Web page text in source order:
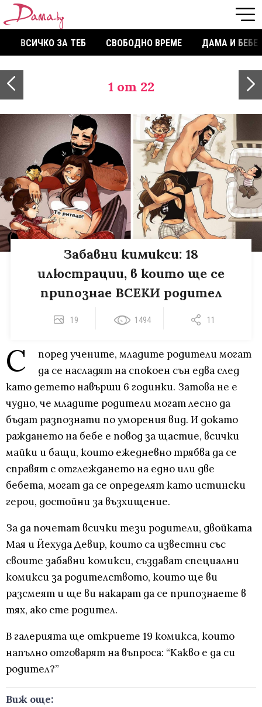
ВСИЧКО ЗА ТЕБ СВОБОДНО ВРЕМЕ ДАМА И БЕБЕ
1 от 22
Забавни кимикси: 18
илюстрации, в които ще се
припознае ВСЕКИ родител
19 1494 11
С
поред учените, младите родители могат
да се насладят на спокоен сън едва след
като детето навърши 6 годинки. Затова не е
чудно, че младите родители могат лесно да
бъдат разпознати по уморения вид. И докато
раждането на бебе е повод за щастие, всички
майки и бащи, които ежедневно трябва да се
справят с отглеждането на едно или две
бебета, могат да се определят като истински
герои, достойни за възхищение.
За да почетат всички тези родители, двойката
Мая и Йехуда Девир, които са известни със
своите забавни комикси, създават специални
комикси за родителството, които ще ви
разсмеят и ще ви накарат да се припознаете в
тях, ако сте родител.
В галерията ще откриете 19 комикса, които
напълно отговарят на въпроса: “Какво е да си
родител?”
Виж още: